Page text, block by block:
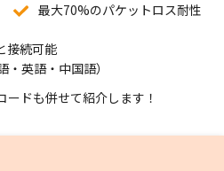
最大70%のパケットロス耐性
接続可能
英語・中国語）
ドも併せて紹介します！